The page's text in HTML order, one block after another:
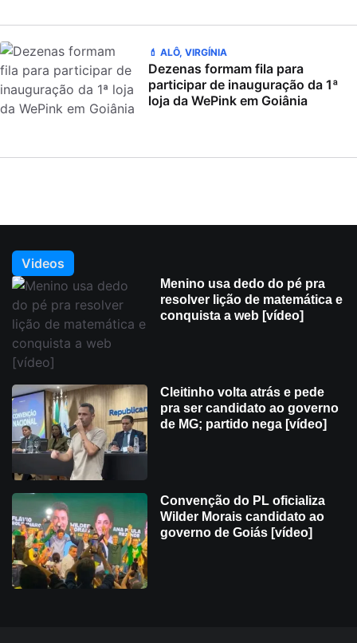
💄 ALÔ, VIRGÍNIA
Dezenas formam fila para
participar de inauguração da 1ª
loja da WePink em Goiânia
Videos
Menino usa dedo do pé pra
resolver lição de matemática e
conquista a web [vídeo]
Cleitinho volta atrás e pede
pra ser candidato ao governo
de MG; partido nega [vídeo]
Convenção do PL oficializa
Wilder Morais candidato ao
governo de Goiás [vídeo]